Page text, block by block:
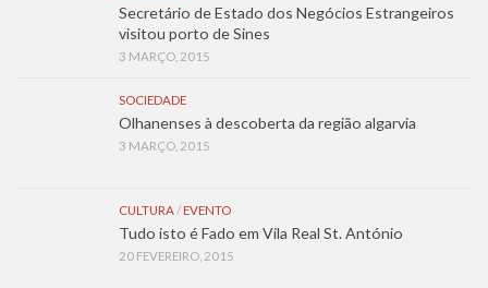
Secretário de Estado dos Negócios Estrangeiros
visitou porto de Sines
3 MARÇO, 2015
SOCIEDADE
Olhanenses à descoberta da região algarvia
3 MARÇO, 2015
CULTURA/ EVENTO
Tudo isto é Fado em Vila Real St. António
20 FEVEREIRO, 2015